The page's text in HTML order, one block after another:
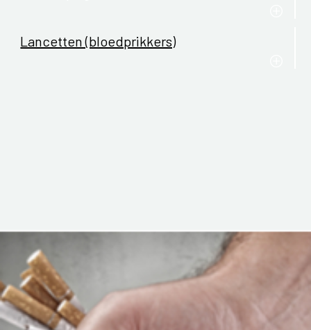
Lancetten (bloedprikkers)